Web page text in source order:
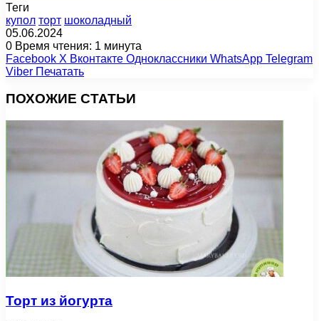
Теги
купол торт шоколадный
05.06.2024
0 Время чтения: 1 минута
Facebook X Вконтакте Одноклассники WhatsApp Telegram
Viber Печатать
ПОХОЖИЕ СТАТЬИ
Торт из йогурта